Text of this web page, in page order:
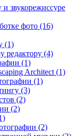
звукорежиссуре
фото (16)
(1)
редактору (4)
(1)
Architect (1)
(1)
(3)
(2)
(2)
(2)